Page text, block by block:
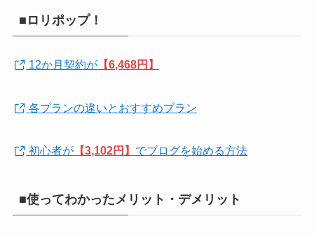
■ロリポップ！
12か月契約が 【6,468円】
各プランの違いとおすすめプラン
初心者が 【3,102円】 でブログを始める方法
■使ってわかったメリット・デメリット